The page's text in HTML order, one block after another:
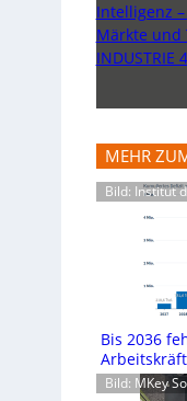
Intelligenz
Märkte und
INDUSTRIE
MEHR
Bild: Institut
Bis 2036
Bild: MKey